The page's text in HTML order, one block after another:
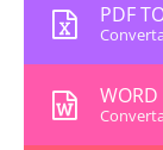
PDF
WORD